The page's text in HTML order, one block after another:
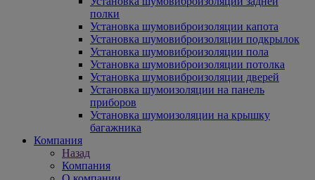
полки
Установка шумовиброизоляции капота
Установка шумовиброизоляции подкрылок
Установка шумовиброизоляции пола
Установка шумовиброизоляции потолка
Установка шумовиброизоляции дверей
Установка шумоизоляции на панель
приборов
Установка шумоизоляции на крышку
багажника
Компания
Назад
Компания